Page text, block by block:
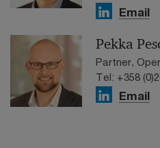
Email
Pekka
Partner,
Tel: +358
Email